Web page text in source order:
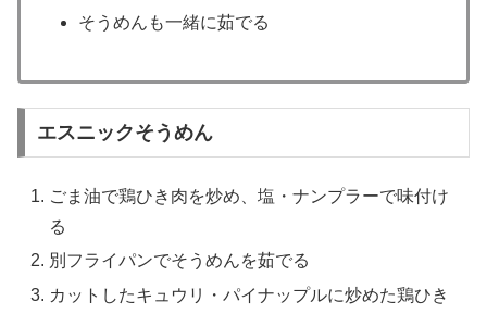
そうめんも一緒に茹でる
エスニックそうめん
ごま油で鶏ひき肉を炒め、塩・ナンプラーで味付け
る
別フライパンでそうめんを茹でる
カットしたキュウリ・パイナップルに炒めた鶏ひき